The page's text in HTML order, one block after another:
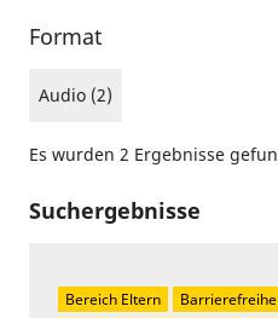
Format
Audio (2)
Es wurden 2 Ergebnisse
Suchergebnisse
Bereich Eltern